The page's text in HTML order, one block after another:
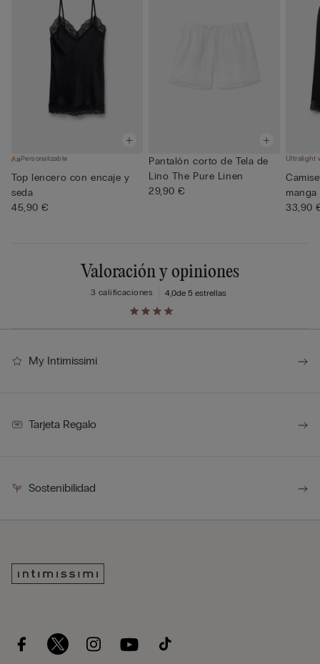
Personalizable
Top lencero con encaje y
seda
45,90 €
Pantalón corto de Tela de
Lino The Pure Linen
29,90 €
Ultralight
cash...
33,90
Valoración y opiniones
4,0de 5 estrellas
3 calificaciones
My Intimissimi
Tarjeta Regalo
Sostenibilidad